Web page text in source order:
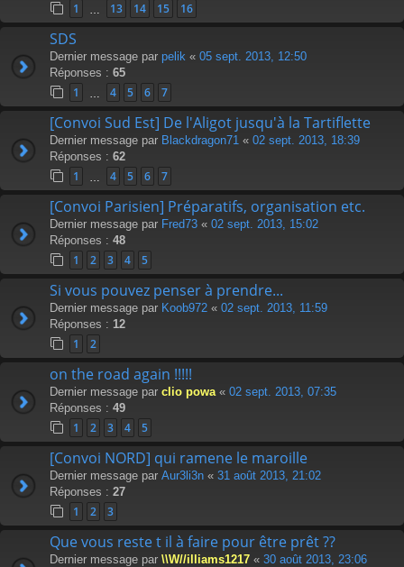
1 13 14 15 16
SDS
Dernier message par pelik « 05 sept. 2013, 12:50
Réponses : 65
1 4 5 6 7
[Convoi Sud Est] De l'Aligot jusqu'à la Tartiflette
Dernier message par Blackdragon71 « 02 sept. 2013, 18:39
Réponses : 62
1 4 5 6 7
[Convoi Parisien] Préparatifs, organisation etc.
Dernier message par Fred73 « 02 sept. 2013, 15:02
Réponses : 48
1 2 3 4 5
Si vous pouvez penser à prendre...
Dernier message par Koob972 « 02 sept. 2013, 11:59
Réponses : 12
1 2
on the road again !!!!!
Dernier message par clio powa « 02 sept. 2013, 07:35
Réponses : 49
1 2 3 4 5
[Convoi NORD] qui ramene le maroille
Dernier message par Aur3li3n « 31 août 2013, 21:02
Réponses : 27
1 2 3
Que vous reste t il à faire pour être prêt ??
Dernier message par \\W//illiams1217 « 30 août 2013, 23:06